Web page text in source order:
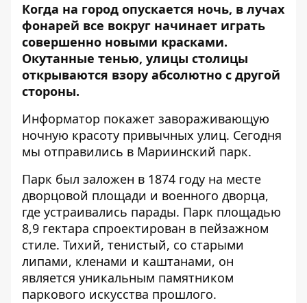
Когда на город опускается ночь, в лучах
фонарей все вокруг начинает играть
совершенно новыми красками.
Окутанные тенью, улицы столицы
открываются взору абсолютно с другой
стороны.
Информатор покажет завораживающую
ночную красоту привычных улиц. Сегодня
мы отправились в Мариинский парк.
Парк был заложен в 1874 году на месте
дворцовой площади и военного дворца,
где устраивались парады. Парк площадью
8,9 гектара спроектирован в пейзажном
стиле. Тихий, тенистый, со старыми
липами, кленами и каштанами, он
является уникальным памятником
паркового искусства прошлого.